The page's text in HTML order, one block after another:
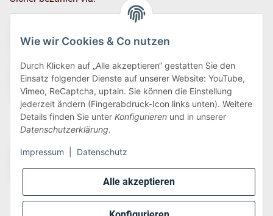
Alle akzeptieren
Wie wir Cookies & Co nutzen
Durch Klicken auf „Alle akzeptieren“ gestatten Sie den
Einsatz folgender Dienste auf unserer Website: YouTube,
Vimeo, ReCaptcha, uptain. Sie können die Einstellung
jederzeit ändern (Fingerabdruck-Icon links unten). Weitere
Details finden Sie unter Konfigurieren und in unserer
Datenschutzerklärung.
Impressum Datenschutz
Wir versenden via: